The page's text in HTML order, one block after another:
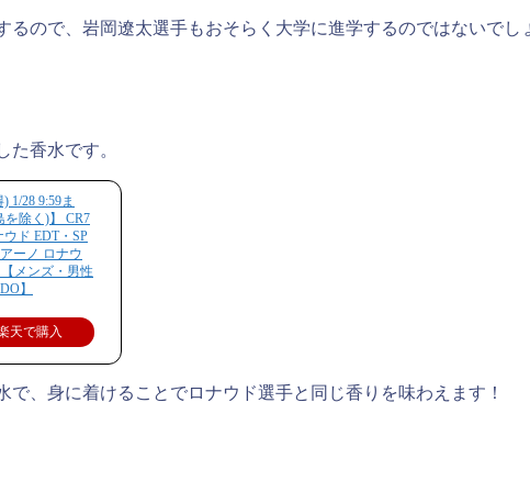
ので、岩岡遼太選手もおそらく大学に進学するのではないでし
香水です。
1/28 9:59ま
除く)】 CR7
ド EDT・SP
ーノ ロナウ
メンズ・男性
】
天で購入
、身に着けることでロナウド選手と同じ香りを味わえます！